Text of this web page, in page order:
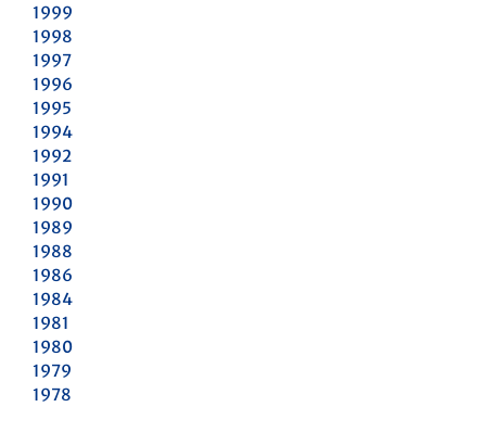
1999
1998
1997
1996
1995
1994
1992
1991
1990
1989
1988
1986
1984
1981
1980
1979
1978